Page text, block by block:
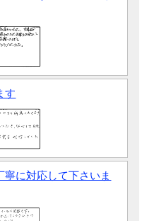
す
寧に対応して下さいま